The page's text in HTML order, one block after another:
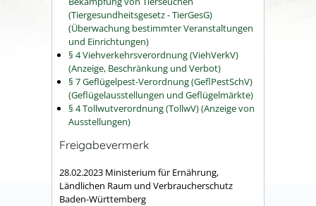
(Tiergesundheitsgesetz - TierGesG)
(Überwachung bestimmter Veranstaltungen
und Einrichtungen)
§ 4 Viehverkehrsverordnung (ViehVerkV)
(Anzeige, Beschränkung und Verbot)
§ 7 Geflügelpest-Verordnung (GeflPestSchV)
(Geflügelausstellungen und Geflügelmärkte)
§ 4 Tollwutverordnung (TollwV) (Anzeige von
Ausstellungen)
Freigabevermerk
28.02.2023 Ministerium für Ernährung,
Ländlichen Raum und Verbraucherschutz
Baden-Württemberg